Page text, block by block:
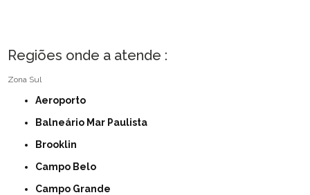
Regiões onde a atende :
Zona Sul
Aeroporto
Balneário Mar Paulista
Brooklin
Campo Belo
Campo Grande